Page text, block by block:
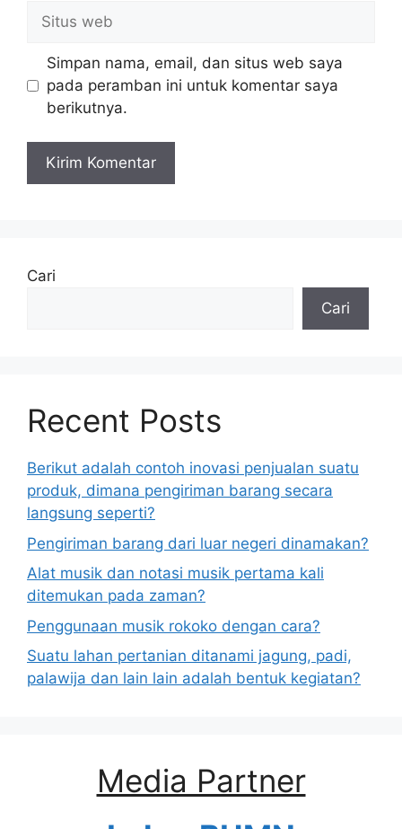
web
Simpan nama, email, dan situs web saya
pada peramban ini untuk komentar saya
berikutnya.
Cari
Cari
Recent Posts
Berikut adalah contoh inovasi penjualan suatu
produk, dimana pengiriman barang secara
langsung seperti?
Pengiriman barang dari luar negeri dinamakan?
Alat musik dan notasi musik pertama kali
ditemukan pada zaman?
Penggunaan musik rokoko dengan cara?
Suatu lahan pertanian ditanami jagung, padi,
palawija dan lain lain adalah bentuk kegiatan?
Media Partner